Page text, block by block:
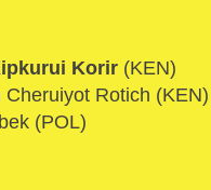
Korir (KEN)
Rotich (KEN)
(POL)